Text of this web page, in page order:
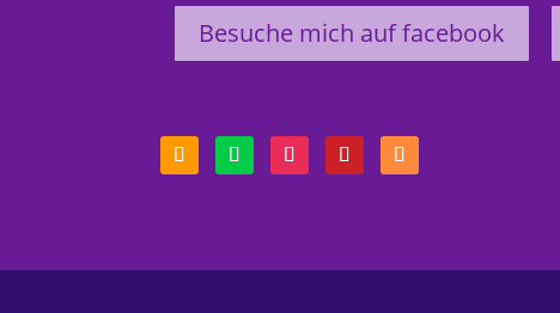
Besuche mich auf facebook